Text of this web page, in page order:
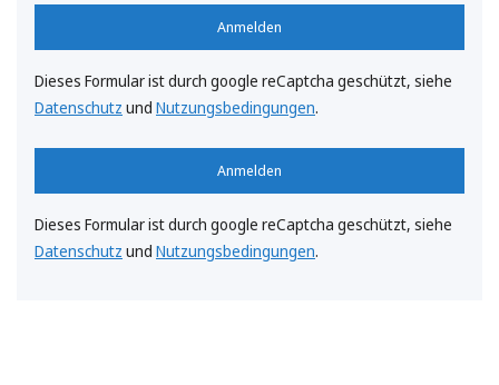
Anmelden
Dieses Formular ist durch google reCaptcha geschützt, siehe
Datenschutz und Nutzungsbedingungen.
Anmelden
Dieses Formular ist durch google reCaptcha geschützt, siehe
Datenschutz und Nutzungsbedingungen.